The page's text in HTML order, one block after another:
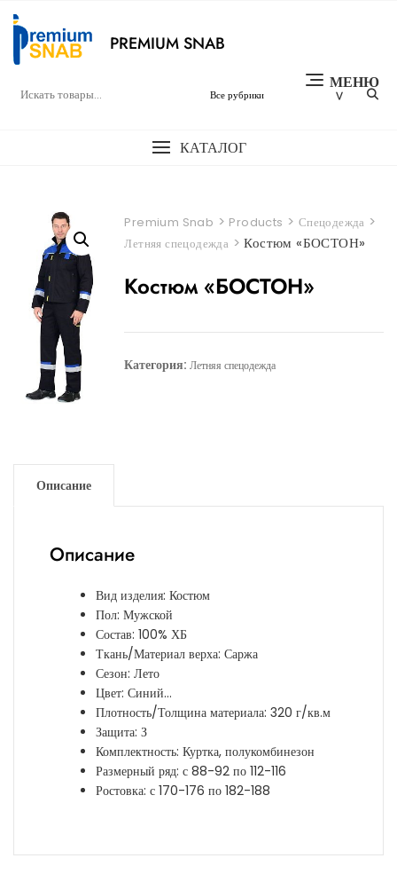
содержимому
МЕНЮ
PREMIUM SNAB
КАТАЛОГ
Premium Snab > Products > Спецодежда >
Летняя спецодежда >Костюм «БОСТОН»
Костюм «БОСТОН»
Категория:Летняя спецодежда
Описание
Описание
Вид изделия: Костюм
Пол: Мужской
Состав: 100% ХБ
Ткань/Материал верха: Саржа
Сезон: Лето
Цвет: Синий…
Плотность/Толщина материала: 320 г/кв.м
Защита: З
Комплектность: Куртка, полукомбинезон
Размерный ряд: с 88-92 по 112-116
Ростовка: с 170-176 по 182-188